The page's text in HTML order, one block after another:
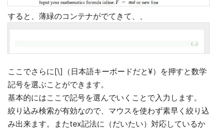
すると、薄緑のコンテナがでてきて、、
ここでさらに[\]（日本語キーボードだと¥）を押すと数学
記号を選ぶことができます。
基本的にはここで記号を選んでいくことで入力します。
絞り込み検索が有効なので、マウスを使わず素早く絞り込
み出来ます。またtex記法に（だいたい）対応しているか